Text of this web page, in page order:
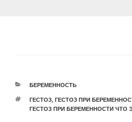
РУБРИКИ
БЕРЕМЕННОСТЬ
МЕТКИ
ГЕСТОЗ, ГЕСТОЗ ПРИ
ГЕСТОЗ ПРИ БЕРЕМЕННОСТИ ЧТО